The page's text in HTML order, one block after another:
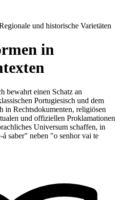
und historische Varietäten
in
bewahrt einen Schatz an
Portugiesisch und dem
in Rechtsdokumenten, religiösen
und offiziellen Proklamationen
Universum schaffen, in
saber" neben "o senhor vai te